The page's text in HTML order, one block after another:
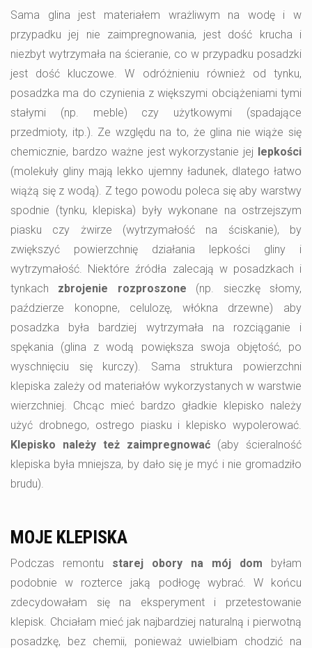
Sama glina jest materiałem wrażliwym na wodę i w
przypadku jej nie zaimpregnowania, jest dość krucha i
niezbyt wytrzymała na ścieranie, co w przypadku posadzki
jest dość kluczowe. W odróżnieniu również od tynku,
posadzka ma do czynienia z większymi obciążeniami tymi
stałymi (np. meble) czy użytkowymi (spadające
przedmioty, itp.). Ze względu na to, że glina nie wiąże się
chemicznie, bardzo ważne jest wykorzystanie jej lepkości
(molekuły gliny mają lekko ujemny ładunek, dlatego łatwo
wiążą się z wodą). Z tego powodu poleca się aby warstwy
spodnie (tynku, klepiska) były wykonane na ostrzejszym
piasku czy żwirze (wytrzymałość na ściskanie), by
zwiększyć powierzchnię działania lepkości gliny i
wytrzymałość. Niektóre źródła zalecają w posadzkach i
tynkach zbrojenie rozproszone (np. sieczkę słomy,
paździerze konopne, celulozę, włókna drzewne) aby
posadzka była bardziej wytrzymała na rozciąganie i
spękania (glina z wodą powiększa swoja objętość, po
wyschnięciu się kurczy). Sama struktura powierzchni
klepiska zależy od materiałów wykorzystanych w warstwie
wierzchniej. Chcąc mieć bardzo gładkie klepisko należy
użyć drobnego, ostrego piasku i klepisko wypolerować.
Klepisko należy też zaimpregnować (aby ścieralność
klepiska była mniejsza, by dało się je myć i nie gromadziło
brudu).
MOJE KLEPISKA
Podczas remontu starej obory na mój dom byłam
podobnie w rozterce jaką podłogę wybrać. W końcu
zdecydowałam się na eksperyment i przetestowanie
klepisk. Chciałam mieć jak najbardziej naturalną i pierwotną
posadzkę, bez chemii, ponieważ uwielbiam chodzić na